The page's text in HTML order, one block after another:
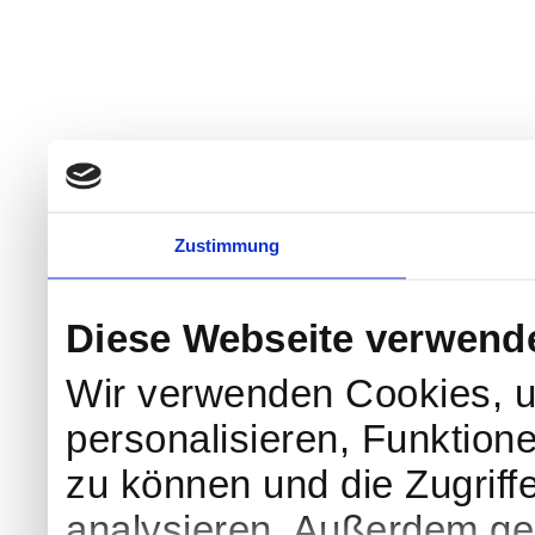
Zustimmung
Diese Webseite
Wir verwenden Cookies,
personalisieren,
zu können und die